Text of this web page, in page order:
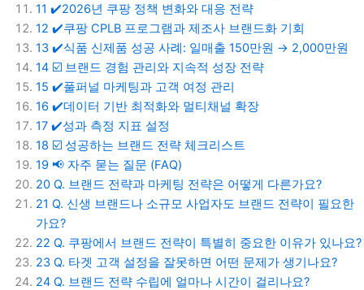
11 ✔️2026년 쿠팡 정책 변화와 대응 전략
12 ✔️쿠팡 CPLB 프로그램과 제조사 브랜드화 기회
13 ✔️식품 신제품 성공 사례: 일매출 150만원 → 2,000만원
14 ☑️ 브랜드 경험 관리와 지속적 성장 전략
15 ✔️풀퍼널 마케팅과 고객 여정 관리
16 ✔️데이터 기반 최적화와 멀티채널 확장
17 ✔️성과 측정 지표 설정
18 ☑️ 성공하는 브랜드 전략 체크리스트
19 📢 자주 묻는 질문 (FAQ)
20 Q. 브랜드 전략과 마케팅 전략은 어떻게 다른가요?
21 Q. 신생 브랜드나 소규모 사업자도 브랜드 전략이 필요한
가요?
22 Q. 쿠팡에서 브랜드 전략이 특별히 중요한 이유가 있나요?
23 Q. 타겟 고객 설정을 잘못하면 어떤 문제가 생기나요?
24 Q. 브랜드 전략 수립에 얼마나 시간이 걸리나요?